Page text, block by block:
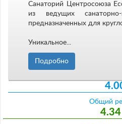
Санаторий Центросоюза
из ведущих санаторно-
предназначенных для
Уникальное...
Подробно
Общий
4.34